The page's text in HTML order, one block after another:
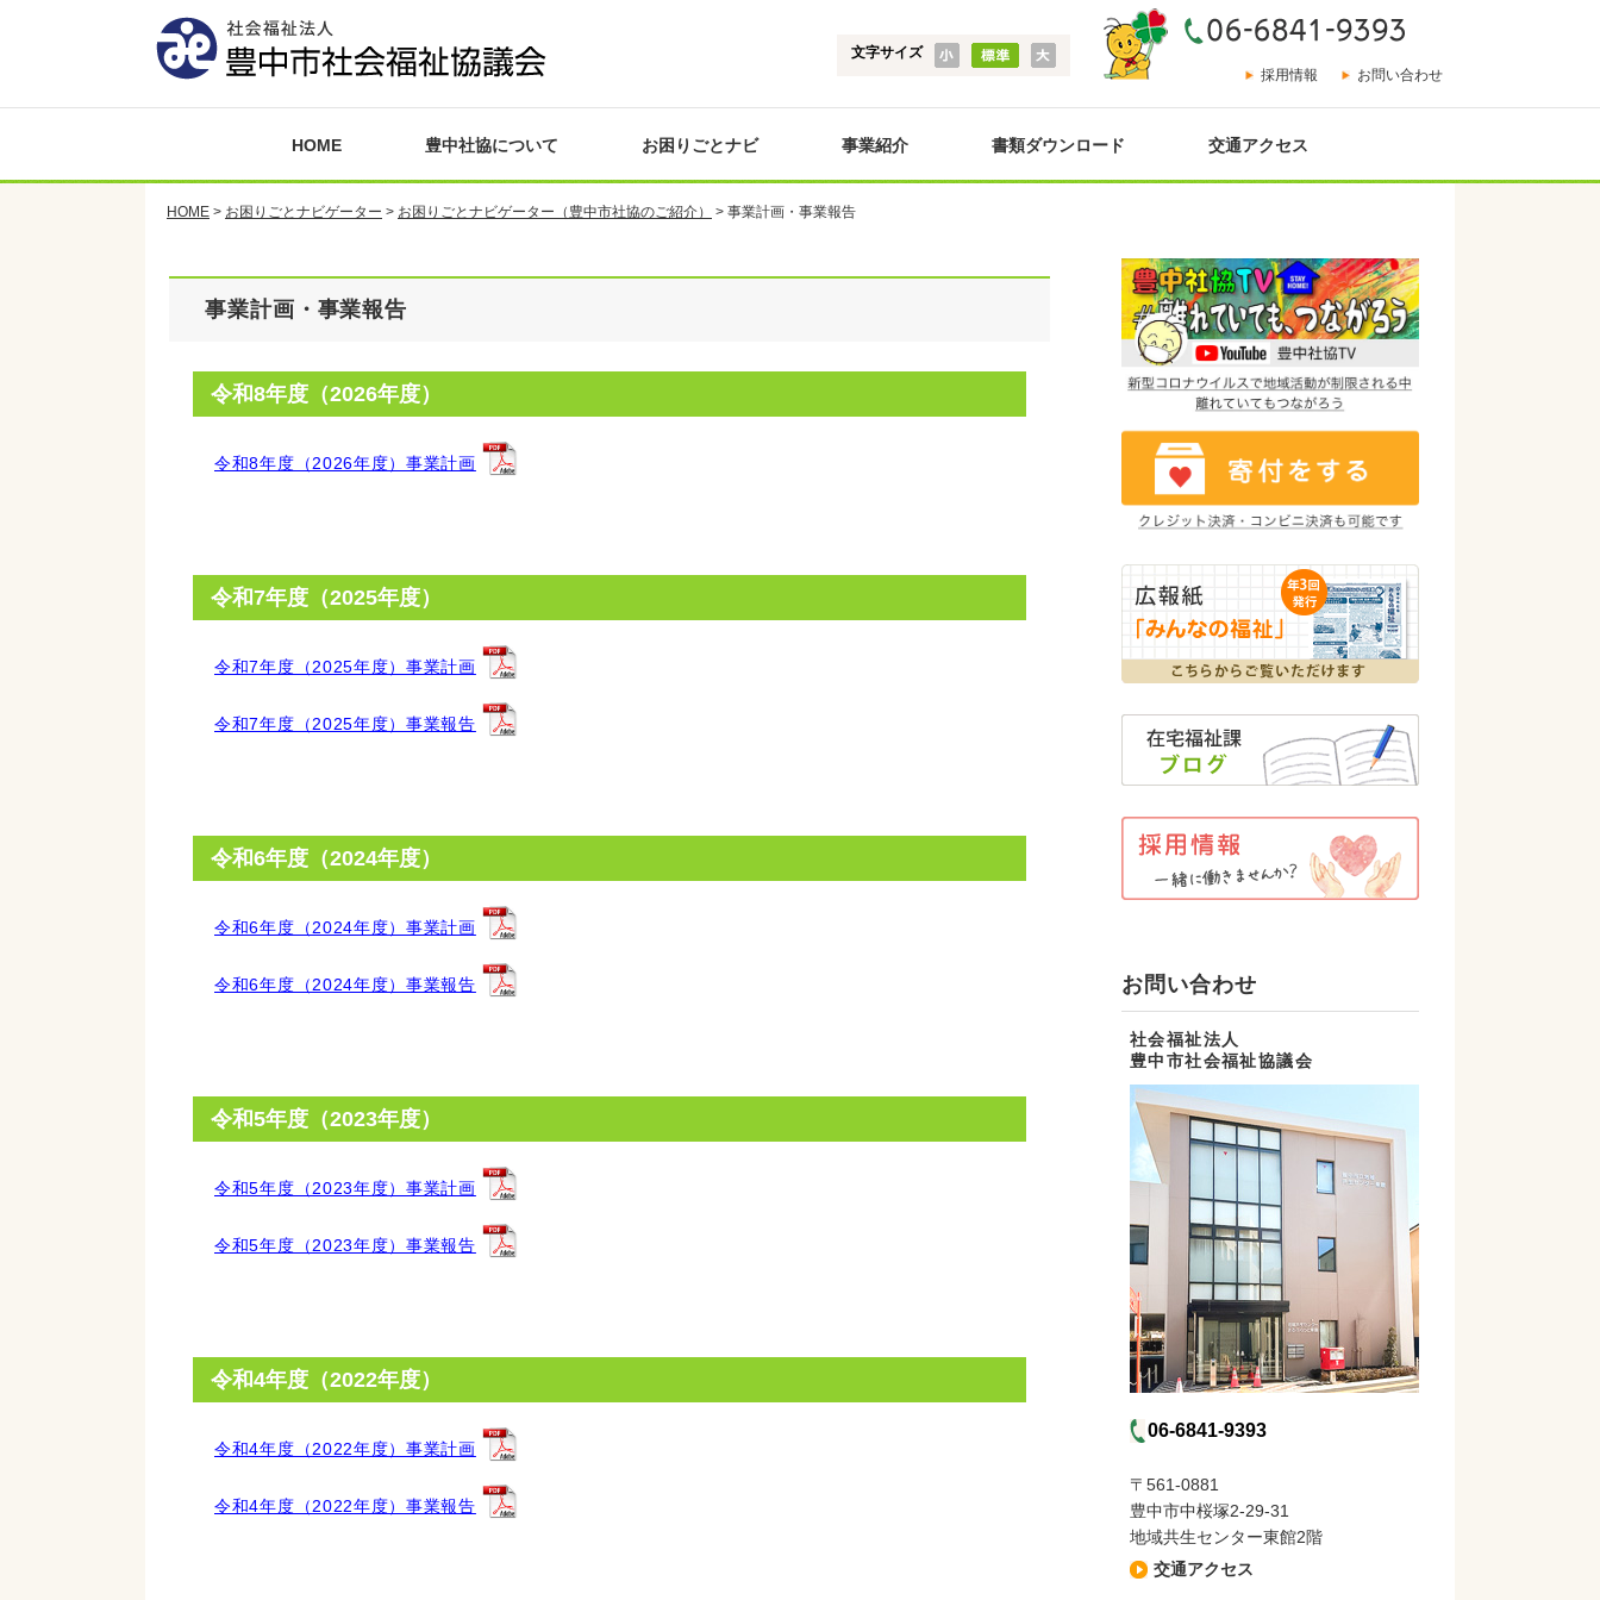
採用情報 お問い合わせ
文字サイズ
HOME 豊中社協について お困りごとナビ 事業紹介 書類ダウンロード 交通アクセス
HOME > お困りごとナビゲーター > お困りごとナビゲーター（豊中市社協のご紹介） > 事業計画・事業報告
事業計画・事業報告
令和8年度（2026年度）
令和8年度（2026年度）事業計画
令和7年度（2025年度）
令和7年度（2025年度）事業計画
令和7年度（2025年度）事業報告
令和6年度（2024年度）
令和6年度（2024年度）事業計画
令和6年度（2024年度）事業報告
令和5年度（2023年度）
令和5年度（2023年度）事業計画
令和5年度（2023年度）事業報告
令和4年度（2022年度）
令和4年度（2022年度）事業計画
令和4年度（2022年度）事業報告
お問い合わせ
社会福祉法人
豊中市社会福祉協議会
06-6841-9393
〒561-0881
豊中市中桜塚2-29-31
地域共生センター東館2階
交通アクセス